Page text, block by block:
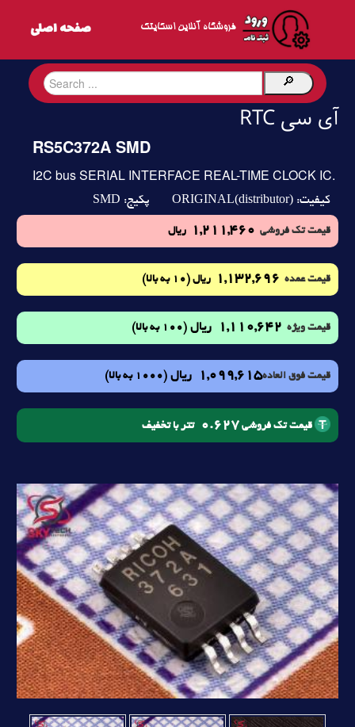
فروشگاه آنلاین اسکایتک
آی سی RTC
RS5C372A SMD
I2C bus SERIAL INTERFACE REAL-TIME CLOCK IC.
کیفیت: ORIGINAL(distributor) پکیج: SMD
قیمت تک فروشی 1,211,460 ریال
قیمت عمده 1,132,696 ریال (10 به بالا)
قیمت ویژه 1,110,642 ریال (100 به بالا)
قیمت فوق العاده1,099,615 ریال (1000 به بالا)
قیمت تک فروشی 0.627 تتر با تخفیف